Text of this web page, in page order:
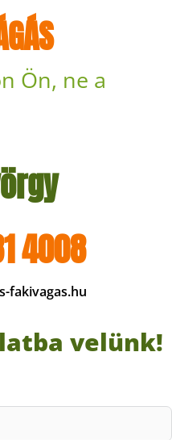
Ön, ne a
4008
fakivagas.hu
velünk!